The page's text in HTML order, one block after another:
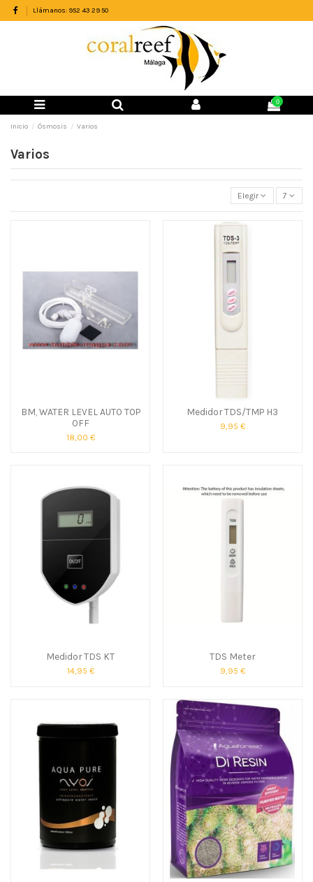
Llámanos: 952 43 29 50
0
Inicio Ósmosis Varios
Varios
Elegir 7
BM, WATER LEVEL AUTO TOP
OFF
18,00 €
Medidor TDS/TMP H3
9,95 €
Medidor TDS KT
14,95 €
TDS Meter
9,95 €